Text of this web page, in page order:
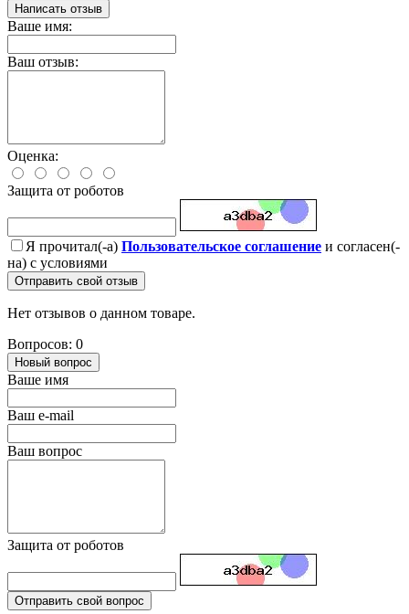
Написать отзыв
Ваше имя:
Ваш отзыв:
Оценка:
Защита от роботов
Я прочитал(-а) Пользовательское соглашение и согласен(-
на) с условиями
Отправить свой отзыв
Нет отзывов о данном товаре.
Вопросов: 0
Новый вопрос
Ваше имя
Ваш e-mail
Ваш вопрос
Защита от роботов
Отправить свой вопрос